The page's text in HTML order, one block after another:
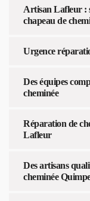
Artisan Lafleur :
chapeau de
Urgence
Des équipes
cheminée
Réparation de
Lafleur
Des artisans
cheminée